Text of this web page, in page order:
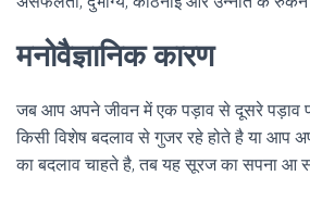
मनोवैज्ञानिक कारण
जब आप अपने जीवन में एक पड़ाव से दूसरे पड़ाव
किसी विशेष बदलाव से गुजर रहे होते है या आप
का बदलाव चाहते है, तब यह सूरज का सपना आ